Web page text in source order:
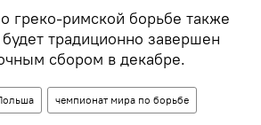
греко-римской борьбе также
традиционно завершен
сбором в декабре.
чемпионат мира по борьбе